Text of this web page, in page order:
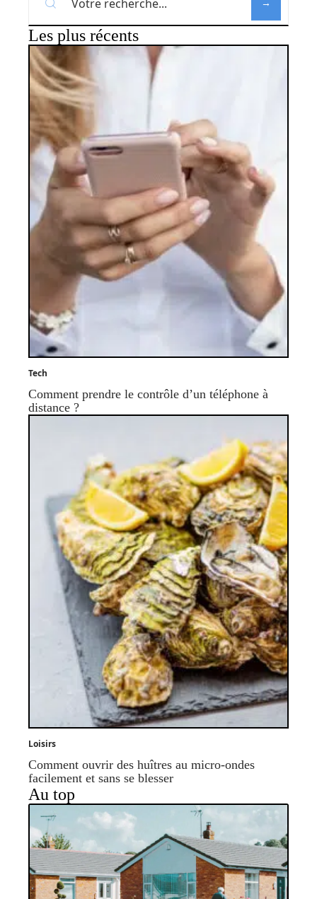
Les plus récents
Tech
Comment prendre le contrôle d’un téléphone à
distance ?
Loisirs
Comment ouvrir des huîtres au micro-ondes
facilement et sans se blesser
Au top